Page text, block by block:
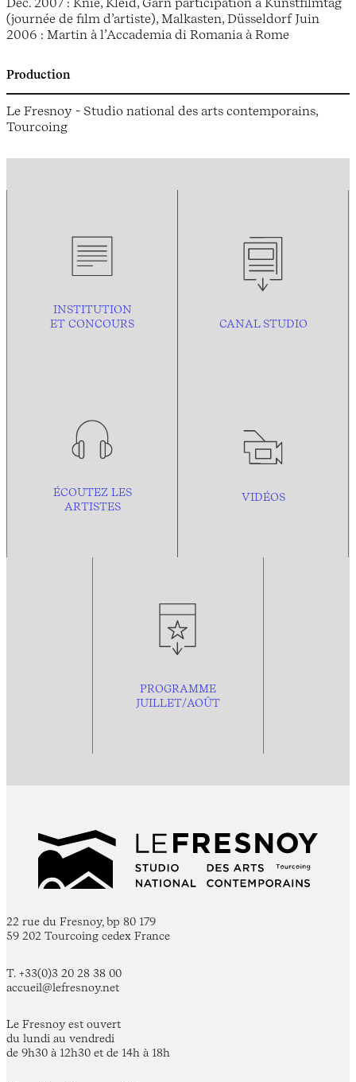
(journée de film d’artiste), Malkasten, Düsseldorf Juin
2006 : Martin à l’Accademia di Romania à Rome
Production
Le Fresnoy - Studio national des arts contemporains,
Tourcoing
INSTITUTION
ET CONCOURS
CANAL STUDIO
ÉCOUTEZ LES
ARTISTES
VIDÉOS
PROGRAMME
JUILLET/AOÛT
22 rue du Fresnoy, bp 80 179
59 202 Tourcoing cedex France
T. +33(0)3 20 28 38 00
accueil@lefresnoy.net
Le Fresnoy est ouvert
du lundi au vendredi
de 9h30 à 12h30 et de 14h à 18h